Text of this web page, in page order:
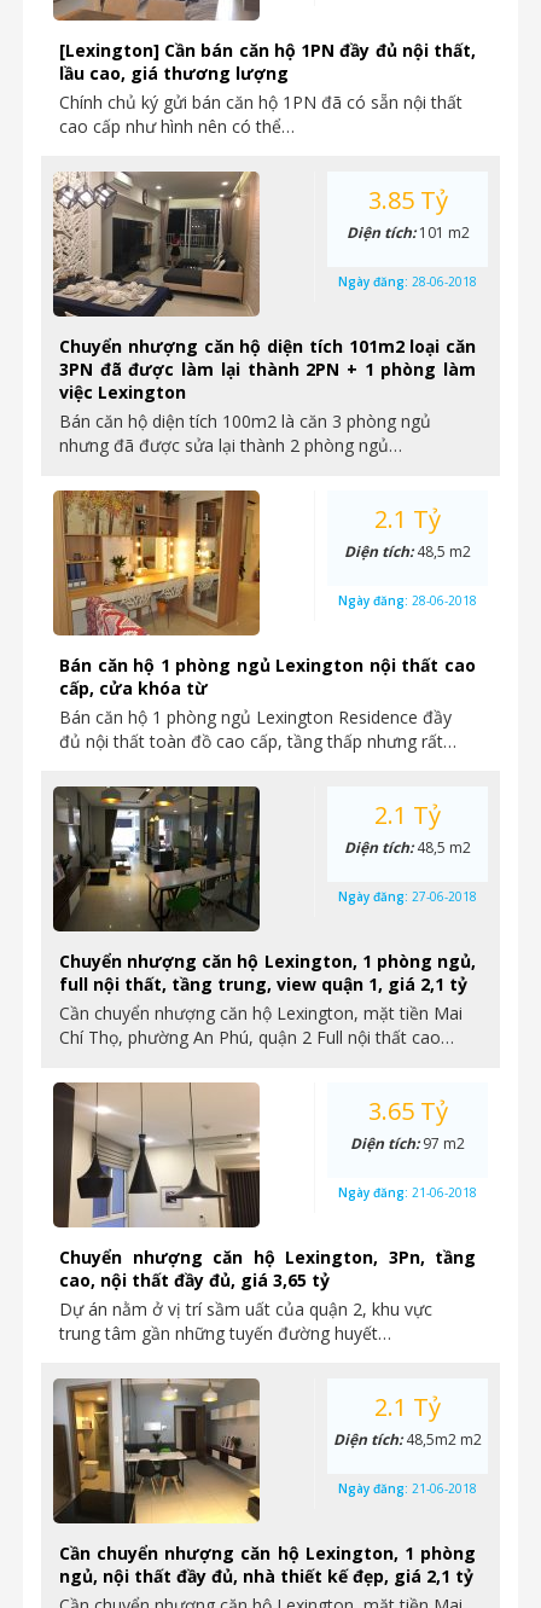
[Lexington] Cần bán căn hộ 1PN đầy đủ nội thất,
lầu cao, giá thương lượng
Chính chủ ký gửi bán căn hộ 1PN đã có sẵn nội thất
cao cấp như hình nên có thể…
Chuyển nhượng căn hộ diện tích 101m2 loại căn
3PN đã được làm lại thành 2PN + 1 phòng làm
việc Lexington
Bán căn hộ diện tích 100m2 là căn 3 phòng ngủ
nhưng đã được sửa lại thành 2 phòng ngủ…
3.85 Tỷ
Diện tích:101 m2
Ngày đăng: 28-06-2018
Bán căn hộ 1 phòng ngủ Lexington nội thất cao
cấp, cửa khóa từ
Bán căn hộ 1 phòng ngủ Lexington Residence đầy
đủ nội thất toàn đồ cao cấp, tầng thấp nhưng rất…
2.1 Tỷ
Diện tích:48,5 m2
Ngày đăng: 28-06-2018
Chuyển nhượng căn hộ Lexington, 1 phòng ngủ,
full nội thất, tầng trung, view quận 1, giá 2,1 tỷ
Cần chuyển nhượng căn hộ Lexington, mặt tiền Mai
Chí Thọ, phường An Phú, quận 2 Full nội thất cao…
2.1 Tỷ
Diện tích:48,5 m2
Ngày đăng: 27-06-2018
Chuyển nhượng căn hộ Lexington, 3Pn, tầng
cao, nội thất đầy đủ, giá 3,65 tỷ
Dự án nằm ở vị trí sầm uất của quận 2, khu vực
trung tâm gần những tuyến đường huyết…
3.65 Tỷ
Diện tích:97 m2
Ngày đăng: 21-06-2018
Cần chuyển nhượng căn hộ Lexington, 1 phòng
ngủ, nội thất đầy đủ, nhà thiết kế đẹp, giá 2,1 tỷ
2.1 Tỷ
Diện tích:48,5m2 m2
Ngày đăng: 21-06-2018